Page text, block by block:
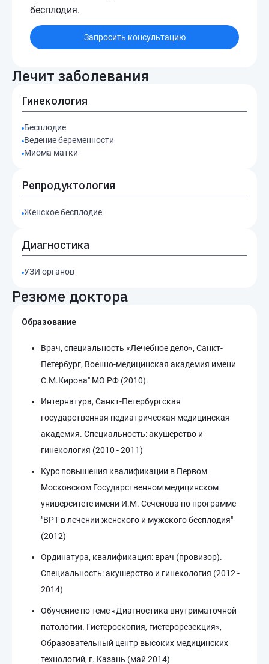
бесплодия.
Запросить консультацию
Лечит заболевания
Гинекология
Бесплодие
Ведение беременности
Миома матки
Репродуктология
Женское бесплодие
Диагностика
УЗИ органов
Резюме доктора
Образование
Врач, специальность «Лечебное дело», Санкт-
Петербург, Военно-медицинская академия имени
С.М.Кирова" МО РФ (2010).
Интернатура, Санкт-Петербургская
государственная педиатрическая медицинская
академия. Специальность: акушерство и
гинекология (2010 - 2011)
Курс повышения квалификации в Первом
Московском Государственном медицинском
университете имени И.М. Сеченова по программе
"ВРТ в лечении женского и мужского бесплодия"
(2012)
Ординатура, квалификация: врач (провизор).
Специальность: акушерство и гинекология (2012 -
2014)
Обучение по теме «Диагностика внутриматочной
патологии. Гистероскопия, гистерорезекция»,
Образовательный центр высоких медицинских
технологий, г. Казань (май 2014)